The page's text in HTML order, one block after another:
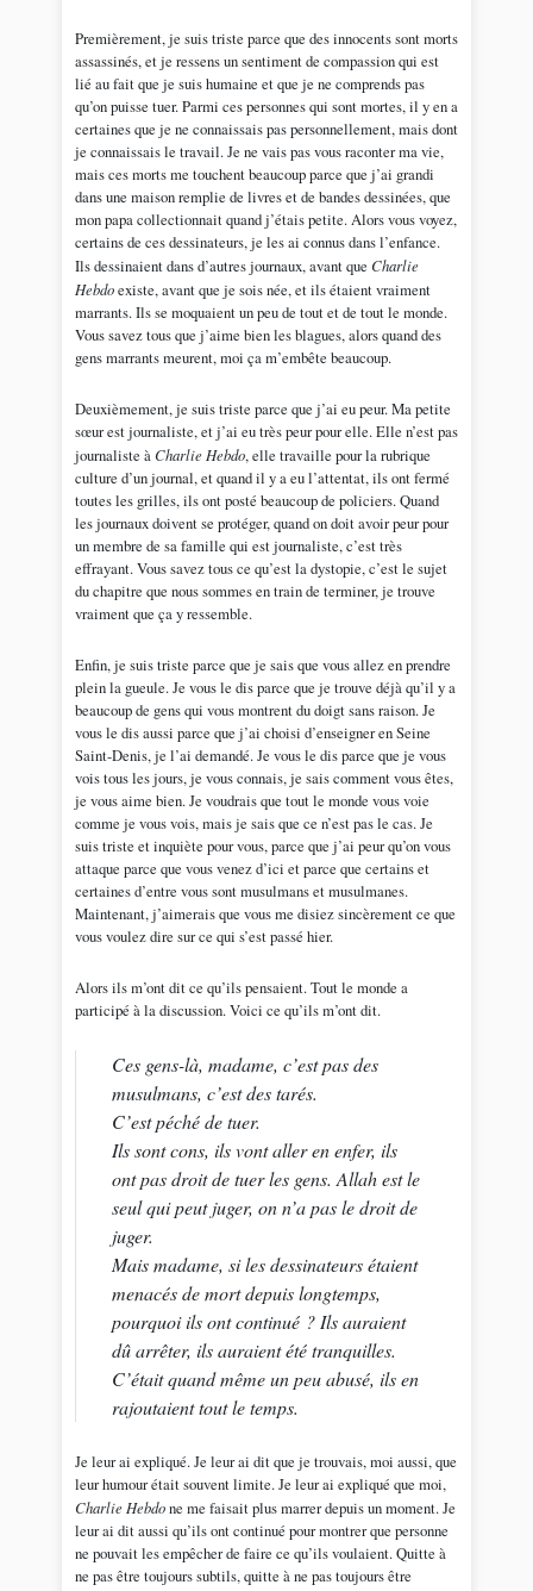
Premièrement, je suis triste parce que des innocents sont morts
assassinés, et je ressens un sentiment de compassion qui est
lié au fait que je suis humaine et que je ne comprends pas
qu’on puisse tuer. Parmi ces personnes qui sont mortes, il y en a
certaines que je ne connaissais pas personnellement, mais dont
je connaissais le travail. Je ne vais pas vous raconter ma vie,
mais ces morts me touchent beaucoup parce que j’ai grandi
dans une maison remplie de livres et de bandes dessinées, que
mon papa collectionnait quand j’étais petite. Alors vous voyez,
certains de ces dessinateurs, je les ai connus dans l’enfance.
Ils dessinaient dans d’autres journaux, avant que Charlie
Hebdoexiste, avant que je sois née, et ils étaient vraiment
marrants. Ils se moquaient un peu de tout et de tout le monde.
Vous savez tous que j’aime bien les blagues, alors quand des
gens marrants meurent, moi ça m’embête beaucoup.
Deuxièmement, je suis triste parce que j’ai eu peur. Ma petite
sœur est journaliste, et j’ai eu très peur pour elle. Elle n’est pas
journaliste àCharlie Hebdo, elle travaille pour la rubrique
culture d’un journal, et quand il y a eu l’attentat, ils ont fermé
toutes les grilles, ils ont posté beaucoup de policiers. Quand
les journaux doivent se protéger, quand on doit avoir peur pour
un membre de sa famille qui est journaliste, c’est très
effrayant. Vous savez tous ce qu’est la dystopie, c’est le sujet
du chapitre que nous sommes en train de terminer, je trouve
vraiment que ça y ressemble.
Enfin, je suis triste parce que je sais que vous allez en prendre
plein la gueule. Je vous le dis parce que je trouve déjà qu’il y a
beaucoup de gens qui vous montrent du doigt sans raison. Je
vous le dis aussi parce que j’ai choisi d’enseigner en Seine
Saint-Denis, je l’ai demandé. Je vous le dis parce que je vous
vois tous les jours, je vous connais, je sais comment vous êtes,
je vous aime bien. Je voudrais que tout le monde vous voie
comme je vous vois, mais je sais que ce n’est pas le cas. Je
suis triste et inquiète pour vous, parce que j’ai peur qu’on vous
attaque parce que vous venez d’ici et parce que certains et
certaines d’entre vous sont musulmans et musulmanes.
Maintenant, j’aimerais que vous me disiez sincèrement ce que
vous voulez dire sur ce qui s’est passé hier.
Alors ils m’ont dit ce qu’ils pensaient. Tout le monde a
participé à la discussion. Voici ce qu’ils m’ont dit.
Ces gens-là, madame, c’est pas des
musulmans, c’est des tarés.
C’est péché de tuer.
Ils sont cons, ils vont aller en enfer, ils
ont pas droit de tuer les gens. Allah est le
seul qui peut juger, on n’a pas le droit de
juger.
Mais madame, si les dessinateurs étaient
menacés de mort depuis longtemps,
pourquoi ils ont continué ? Ils auraient
dû arrêter, ils auraient été tranquilles.
C’était quand même un peu abusé, ils en
rajoutaient tout le temps.
Je leur ai expliqué. Je leur ai dit que je trouvais, moi aussi, que
leur humour était souvent limite. Je leur ai expliqué que moi,
Charlie Hebdone me faisait plus marrer depuis un moment. Je
leur ai dit aussi qu’ils ont continué pour montrer que personne
ne pouvait les empêcher de faire ce qu’ils voulaient. Quitte à
ne pas être toujours subtils, quitte à ne pas toujours être